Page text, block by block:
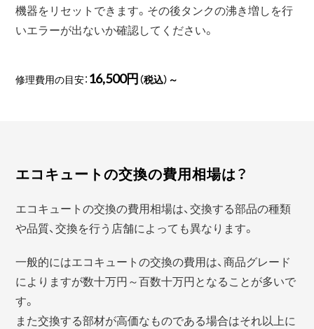
機器をリセットできます。その後タンクの沸き増しを行
いエラーが出ないか確認してください。
修理費用の目安： 16,500円（税込）～
エコキュートの交換の費用相場は？
エコキュートの交換の費用相場は、交換する部品の種類
や品質、交換を行う店舗によっても異なります。
一般的にはエコキュートの交換の費用は、商品グレード
によりますが数十万円～百数十万円となることが多いで
す。
また交換する部材が高価なものである場合はそれ以上に